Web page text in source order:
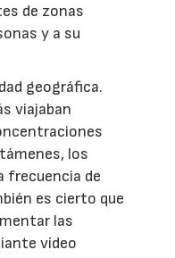
de zonas
y a su
geográfica.
viajaban
los
frecuencia de
es cierto que
las
vídeo